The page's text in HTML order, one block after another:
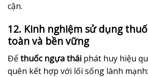
cận.
12. Kinh nghiệm sử dụng
toàn và bền vững
Đểthuốc ngựa thái phát huy hiệu
quên kết hợp với lối sống lành mạnh: